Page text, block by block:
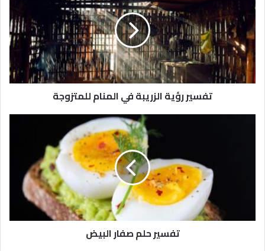
تفسير رؤية الزريبة في المنام للمتزوجة
تفسير حلم صفار البيض